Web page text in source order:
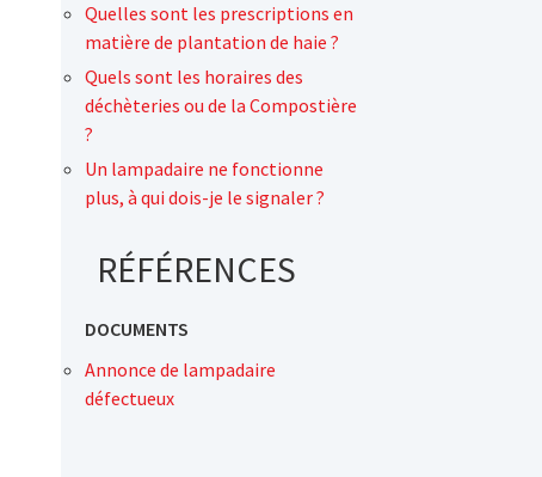
Quelles sont les prescriptions en
matière de plantation de haie ?
Quels sont les horaires des
déchèteries ou de la Compostière
?
Un lampadaire ne fonctionne
plus, à qui dois-je le signaler ?
RÉFÉRENCES
DOCUMENTS
Annonce de lampadaire
défectueux